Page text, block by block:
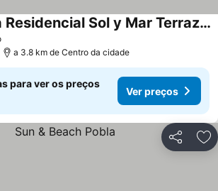
Playa Valencia Residencial Sol y Mar Terraza con Vistas y Parking
a 3.8 km de Centro da cidade
para ver os preços
Ver preços
Partilhar